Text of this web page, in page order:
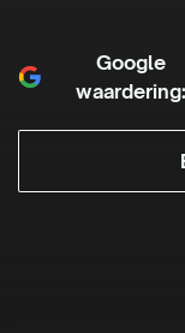
Google
waardering: